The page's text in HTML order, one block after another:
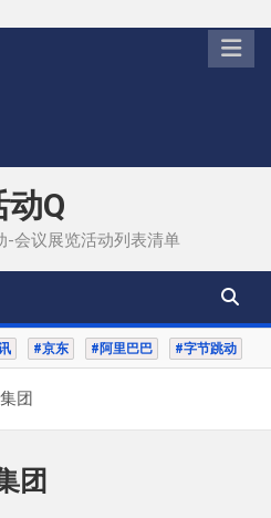
Q
-会议展览活动列表清单
#京东 #阿里巴巴 #字节跳动
团
团